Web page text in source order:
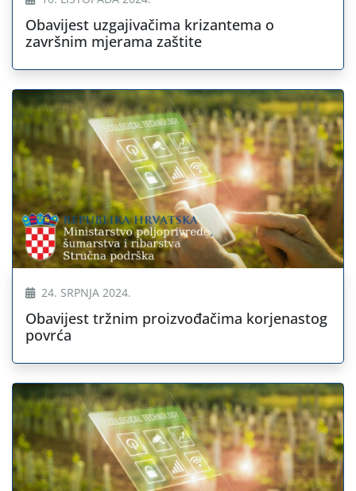
Obavijest uzgajivačima krizantema o
završnim mjerama zaštite
24. SRPNJA 2024.
Obavijest tržnim proizvođačima korjenastog
povrća